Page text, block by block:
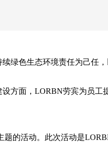
绿色生态环境责任为己任
方面，LORBN劳宾为员
的活动。此次活动是